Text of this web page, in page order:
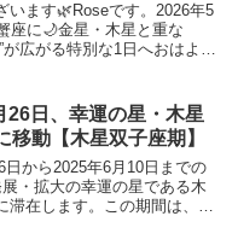
います🌿Roseです。2026年5
座に🌙金星・木星と重な
が広がる特別な1日へおはよう
と幸運』の木星が滞在中。
26日、幸運の星・木星
移動【木星双子座期】
日から2025年6月10日までの
・拡大の幸運の星である木
滞在します。この期間は、双